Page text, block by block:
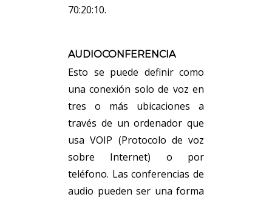
70:20:10.
AUDIOCONFERENCIA
Esto se puede definir como
una conexión solo de voz en
tres o más ubicaciones a
través de un ordenador que
usa VOIP (Protocolo de voz
sobre Internet) o por
teléfono. Las conferencias de
audio pueden ser una forma